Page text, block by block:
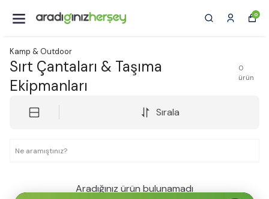
0
Kamp & Outdoor
Sırt Çantaları & Taşıma
Ekipmanları
0
ürün
Sırala
Aradığınız ürün bulunamadı